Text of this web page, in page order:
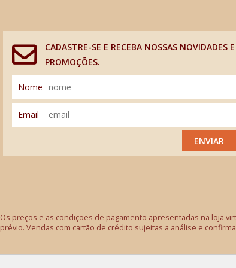
CADASTRE-SE E RECEBA NOSSAS NOVIDADES E
PROMOÇÕES.
Nome
Email
ENVIAR
Os preços e as condições de pagamento apresentadas na loja
prévio. Vendas com cartão de crédito sujeitas a análise e